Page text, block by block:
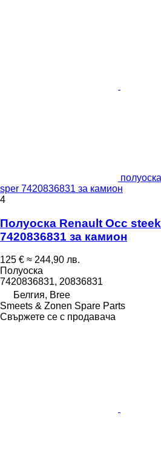
sper 7420836831 за камион
4
Полуоска Renault Occ
7420836831 за камион
125 € ≈ 244,90 лв.
Полуоска
7420836831, 20836831
Белгия, Bree
Smeets & Zonen Spare Parts
Свържете се с продавача